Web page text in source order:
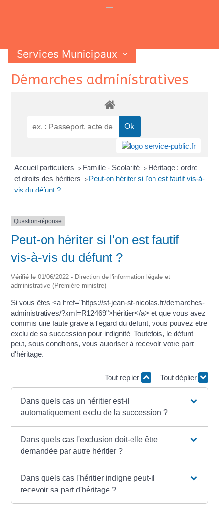
Services Municipaux
Vie Municipale
Vie Pratique
Contactez-nous
SkipDémarches administratives
Accueil particuliers > Famille - Scolarité > Héritage : ordre
et droits des héritiers > Peut-on hériter si l'on est fautif vis-à-
vis du défunt ?
Question-réponse
Peut-on hériter si l'on est fautif
vis-à-vis du défunt ?
Vérifié le 01/06/2022 - Direction de l'information légale et
administrative (Première ministre)
Si vous êtes <a href="https://st-jean-st-nicolas.fr/demarches-
administratives/?xml=R12469">héritier</a> et que vous avez
commis une faute grave à l'égard du défunt, vous pouvez être
exclu de sa succession pour indignité. Toutefois, le défunt
peut, sous conditions, vous autoriser à recevoir votre part
d'héritage.
Tout replier Tout déplier
Dans quels cas un héritier est-il
automatiquement exclu de la succession ?
Dans quels cas l'exclusion doit-elle être
demandée par autre héritier ?
Dans quels cas l'héritier indigne peut-il
recevoir sa part d'héritage ?